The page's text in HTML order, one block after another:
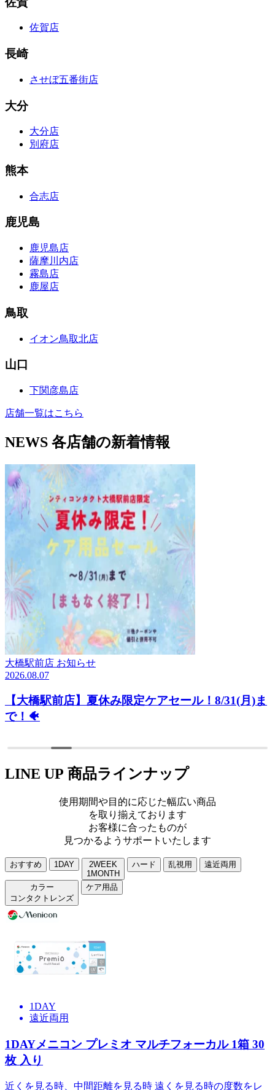
佐賀店
長崎
させぼ五番街店
大分
大分店
別府店
熊本
合志店
鹿児島
鹿児島店
薩摩川内店
霧島店
鹿屋店
鳥取
イオン鳥取北店
山口
下関彦島店
店舗一覧はこちら
NEWS 各店舗の新着情報
させぼ五番街店 お知らせ
2026.08.07
【させぼ五番街】5日間限定SALE開催！
LINE UP 商品ラインナップ
使用期間や目的に応じた幅広い商品
を取り揃えております
お客様に合ったものが
見つかるようサポートいたします
おすすめ 1DAY
2WEEK
1MONTH
ハード 乱視用 遠近両用
カラー
コンタクトレンズ
ケア用品
1DAY
ワンデーアキュビューオアシスMAX
アキュビュー史上最高の快適性と潤い！ アキュビュー独自
ちます。
詳しくはこちら